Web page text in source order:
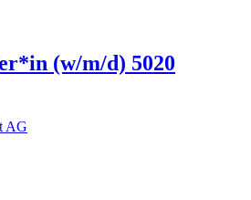
(w/m/d) 5020
AG